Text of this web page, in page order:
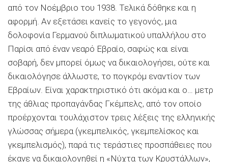
από τον Νοέμβριο του 1938. Τελικά δόθηκε και η
αφορμή. Αν εξετάσει κανείς το γεγονός, μια
δολοφονία Γερμανού διπλωματικού υπαλλήλου στο
Παρίσι από έναν νεαρό Εβραίο, σαφώς και είναι
σοβαρή, δεν μπορεί όμως να δικαιολογήσει, ούτε και
δικαιολόγησε άλλωστε, το πογκρόμ εναντίον των
Εβραίων. Είναι χαρακτηριστικό ότι ακόμα και ο… μετρ
της άθλιας προπαγάνδας Γκέμπελς, από τον οποίο
προέρχονται τουλάχιστον τρεις λέξεις της ελληνικής
γλώσσας σήμερα (γκεμπελικός, γκεμπελίσκος και
γκεμπελισμός), παρά τις τεράστιες προσπάθειες που
έκανε να δικαιολογηθεί η «Νύχτα των Κρυστάλλων»,